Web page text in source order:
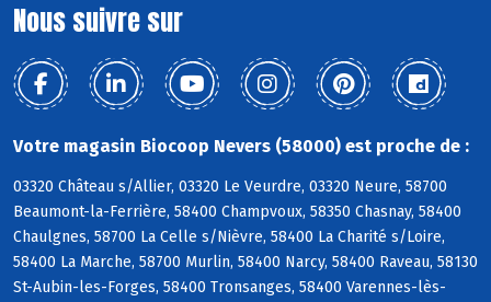
Nous suivre sur
Votre magasin Biocoop Nevers (58000) est proche de :
03320 Château s/Allier, 03320 Le Veurdre, 03320 Neure, 58700
Beaumont-la-Ferrière, 58400 Champvoux, 58350 Chasnay, 58400
Chaulgnes, 58700 La Celle s/Nièvre, 58400 La Charité s/Loire,
58400 La Marche, 58700 Murlin, 58400 Narcy, 58400 Raveau, 58130
St-Aubin-les-Forges, 58400 Tronsanges, 58400 Varennes-lès-